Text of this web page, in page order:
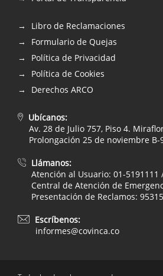
Libro de Reclamaciones
Formulario de Quejas
Política de Privacidad
Política de Cookies
Derechos ARCO
Ubícanos:
Av. 28 de Julio 757, Piso 4.
Prolongación 25 de noviembre B-
Llámanos:
Atención al Usuario: 01-5191111
Central de Atención de
Presentación de Reclamos:
Escríbenos:
informes@covinca.co